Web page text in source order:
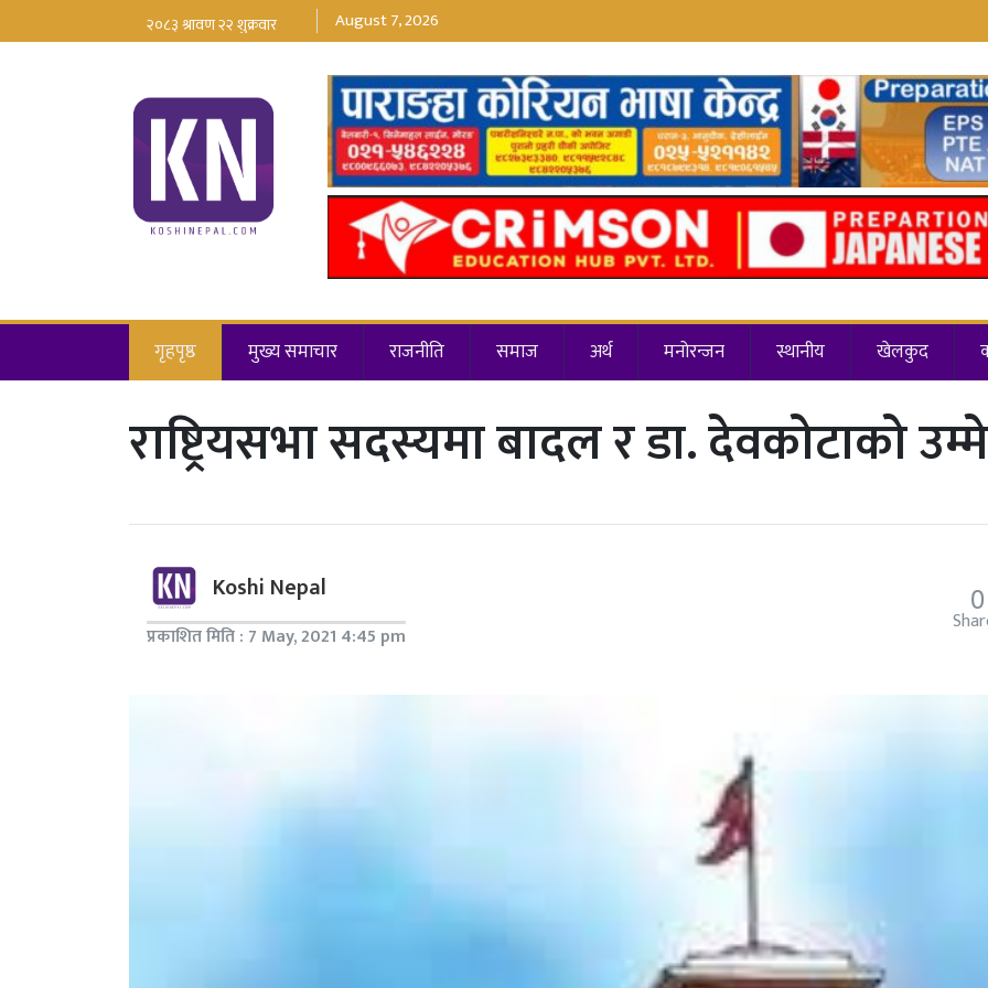
August 7, 2026
गृहपृष्ठ मुख्य समाचार राजनीति समाज अर्थ मनोरन्जन स्थानीय खेलकुद
राष्ट्रियसभा सदस्यमा बादल र डा. देवकोटाको
Koshi Nepal
प्रकाशित मिति : 7 May, 2021 4:45 pm
0